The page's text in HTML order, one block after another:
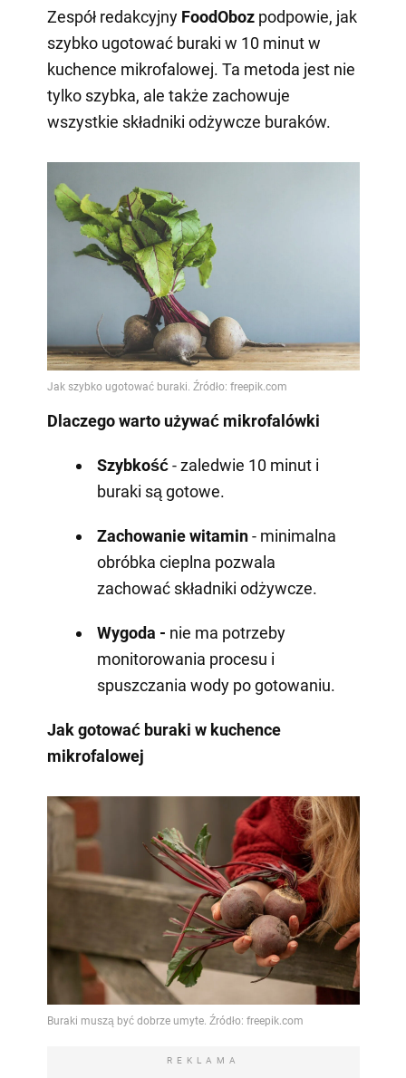
Zespół redakcyjny FoodOboz podpowie, jak
szybko ugotować buraki w 10 minut w
kuchence mikrofalowej. Ta metoda jest nie
tylko szybka, ale także zachowuje
wszystkie składniki odżywcze buraków.
Dlaczego warto używać mikrofalówki
Szybkość- zaledwie 10 minut i
buraki są gotowe.
Zachowanie witamin- minimalna
obróbka cieplna pozwala
zachować składniki odżywcze.
Wygoda - nie ma potrzeby
monitorowania procesu i
spuszczania wody po gotowaniu.
Jak gotować buraki w kuchence
mikrofalowej
REKLAMA